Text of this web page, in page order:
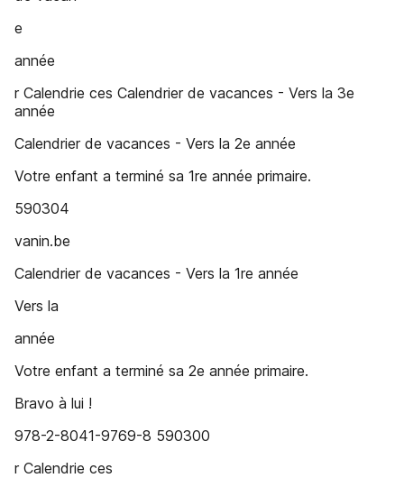
e
année
r Calendrie ces Calendrier de vacances - Vers la 3e
année
Calendrier de vacances - Vers la 2e année
Votre enfant a terminé sa 1re année primaire.
590304
vanin.be
Calendrier de vacances - Vers la 1re année
Vers la
année
Votre enfant a terminé sa 2e année primaire.
Bravo à lui !
978-2-8041-9769-8 590300
r Calendrie ces